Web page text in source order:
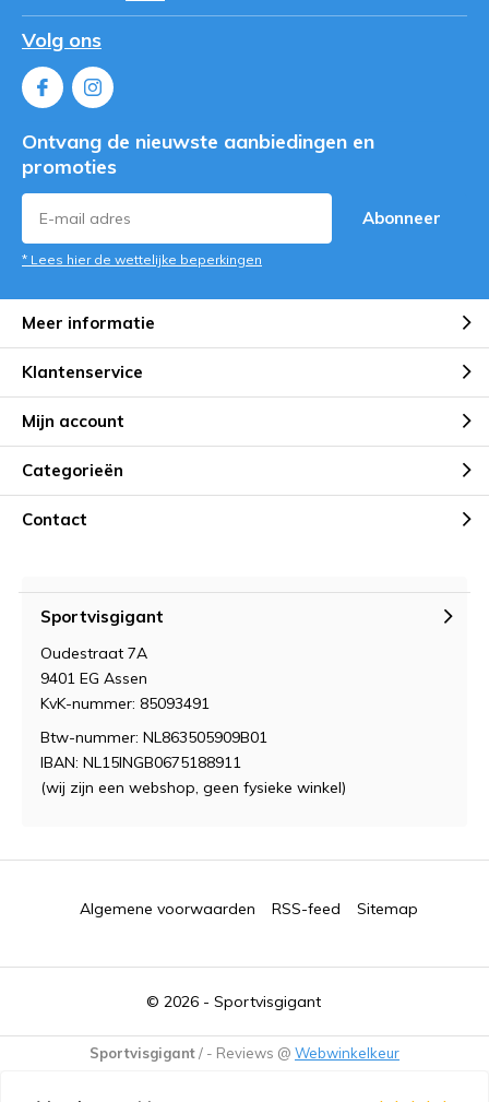
Volg ons
Ontvang de nieuwste aanbiedingen en
promoties
Abonneer
* Lees hier de wettelijke beperkingen
Meer informatie
Klantenservice
Mijn account
Categorieën
Contact
Sportvisgigant
Oudestraat 7A
9401 EG Assen
KvK-nummer: 85093491
Btw-nummer: NL863505909B01
IBAN: NL15INGB0675188911
(wij zijn een webshop, geen fysieke winkel)
© 2026 - Sportvisgigant
Algemene voorwaarden RSS-feed Sitemap
Sportvisgigant/ - Reviews @ Webwinkelkeur